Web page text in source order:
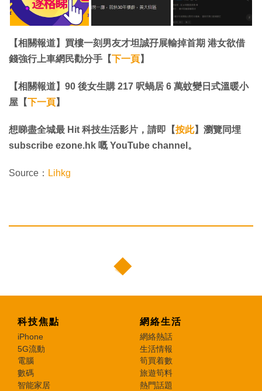
【相關報道】買樓一刻男友才坦誠孖展輸掉首期 港女欲借
錢強行上車網民勸分手【下一頁】
【相關報道】90 後女生購 217 呎蝸居 6 萬蚊變日式溫暖小
屋【下一頁】
想睇盡全城最 Hit 科技生活影片，請即【按此】瀏覽同埋
subscribe ezone.hk 嘅 YouTube channel。
Source： Lihkg
科技焦點
iPhone
5G流動
電腦
數碼
智能家居
網絡生活
網絡熱話
生活情報
筍買着數
旅遊筍料
熱門話題